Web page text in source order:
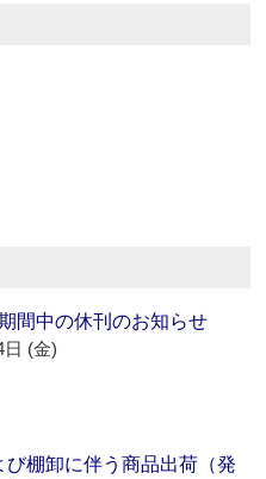
間中の休刊のお知らせ
日 (金)
び棚卸に伴う商品出荷（発